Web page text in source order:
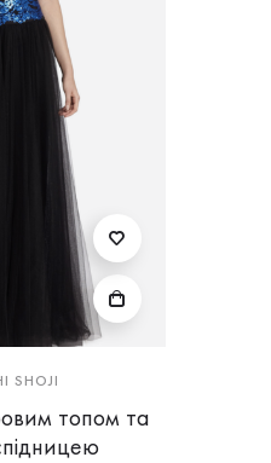
SHOJI
топом та